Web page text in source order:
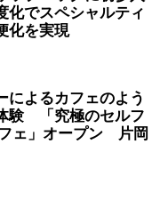
化でスペシャルティ
化を実現
によるカフェのよう
験 「究極のセルフ
ェ」オープン 片岡